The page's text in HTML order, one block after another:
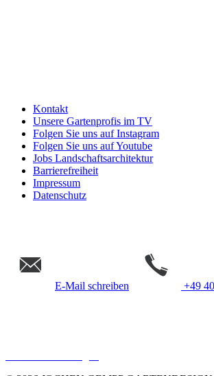
Kontakt
Unsere Gartenprofis im TV
Folgen Sie uns auf Instagram
Folgen Sie uns auf Youtube
Jobs Landschaftsarchitektur
Barrierefreiheit
Impressum
Datenschutz
E-Mail schreiben
+49